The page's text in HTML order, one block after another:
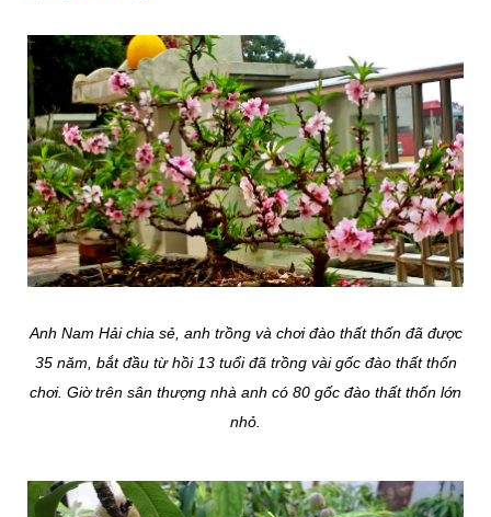
Anh Nam Hải chia sẻ, anh trồng và chơi đào thất thốn đã được
35 năm, bắt đầu từ hồi 13 tuổi đã trồng vài gốc đào thất thốn
chơi. Giờ trên sân thượng nhà anh có 80 gốc đào thất thốn lớn
nhỏ.